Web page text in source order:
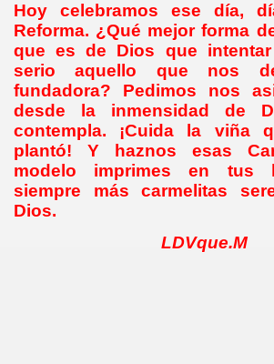
Hoy celebramos ese día,
Reforma. ¿Qué mejor forma
que es de Dios que
serio aquello que nos
fundadora? Pedimos nos
desde la inmensidad de
contempla. ¡Cuida la viña
plantó! Y haznos esas
modelo imprimes en tus
siempre más carmelitas
Dios.
LDVque.M